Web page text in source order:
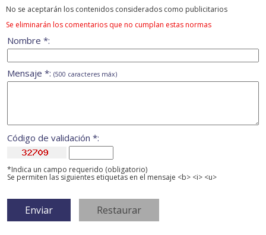
No se aceptarán los contenidos considerados como publicitarios
Se eliminarán los comentarios que no cumplan estas normas
Nombre *:
Mensaje *: (500 caracteres máx)
Código de validación *:
*Indica un campo requerido (obligatorio)
Se permiten las siguientes etiquetas en el mensaje <b> <i> <u>